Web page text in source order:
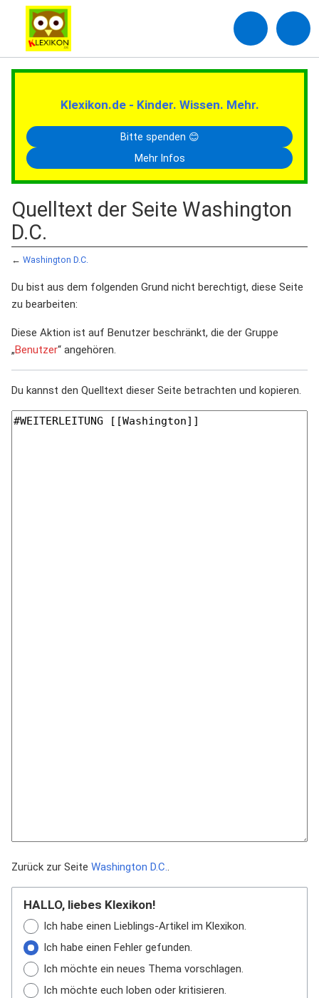
Klexikon.de - Kinder. Wissen. Mehr.
Bitte spenden 😊
Mehr Infos
Quelltext der Seite Washington
D.C.
← Washington D.C.
Du bist aus dem folgenden Grund nicht berechtigt, diese Seite
zu bearbeiten:
Diese Aktion ist auf Benutzer beschränkt, die der Gruppe
„Benutzer“ angehören.
Du kannst den Quelltext dieser Seite betrachten und kopieren.
Zurück zur Seite Washington D.C..
HALLO, liebes Klexikon!
Ich habe einen Lieblings-Artikel im Klexikon.
Ich habe einen Fehler gefunden.
Ich möchte ein neues Thema vorschlagen.
Ich möchte euch loben oder kritisieren.